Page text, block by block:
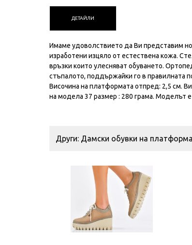
Имаме удоволствието да Ви представим
изработени изцяло от естествена кожа.
връзки които улесняват обуването.
стъпалото, поддържайки го в правилната
Височина на платформата отпред: 2,5 см.
на модела 37 размер : 280 грама. Моделът
Други: Дамски обувки на платформа